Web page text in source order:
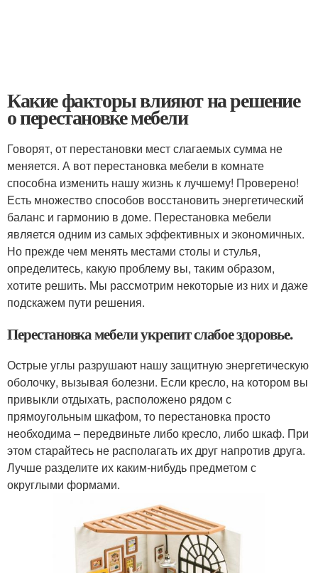
Какие факторы влияют на решение
о перестановке мебели
Говорят, от перестановки мест слагаемых сумма не
меняется. А вот перестановка мебели в комнате
способна изменить нашу жизнь к лучшему! Проверено!
Есть множество способов восстановить энергетический
баланс и гармонию в доме. Перестановка мебели
является одним из самых эффективных и экономичных.
Но прежде чем менять местами столы и стулья,
определитесь, какую проблему вы, таким образом,
хотите решить. Мы рассмотрим некоторые из них и даже
подскажем пути решения.
Перестановка мебели укрепит слабое здоровье.
Острые углы разрушают нашу защитную энергетическую
оболочку, вызывая болезни. Если кресло, на котором вы
привыкли отдыхать, расположено рядом с
прямоугольным шкафом, то перестановка просто
необходима – передвиньте либо кресло, либо шкаф. При
этом старайтесь не располагать их друг напротив друга.
Лучше разделите их каким-нибудь предметом с
округлыми формами.